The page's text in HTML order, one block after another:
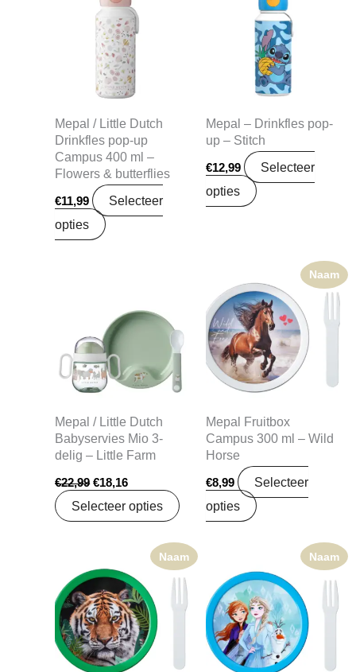
Mepal / Little Dutch
Drinkfles pop-up
Campus 400 ml –
Flowers & butterflies
€11,99
Selecteer
opties
Mepal – Drinkfles pop-
up – Stitch
€12,99
Selecteer
opties
Mepal / Little Dutch
Babyservies Mio 3-
delig – Little Farm
€22,99
€22,99.
€18,16
€18,16.
Selecteer opties
Naam
Mepal Fruitbox
Campus 300 ml – Wild
Horse
€8,99
Selecteer
opties
Naam Naam